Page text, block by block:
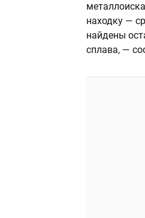
находку —
найдены
сплава, —